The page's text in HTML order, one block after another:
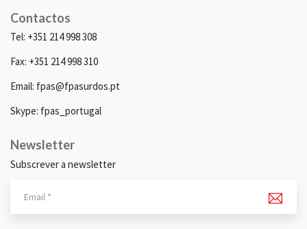
Contactos
Tel: +351 214 998 308
Fax: +351 214 998 310
Email: fpas@fpasurdos.pt
Skype: fpas_portugal
Newsletter
Subscrever a newsletter